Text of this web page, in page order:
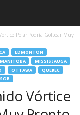
Polar Podría Golpear Muy
EDMONTON
MANITOBA
MISSISSAUGA
OTTAWA
QUEBEC
Vórtice